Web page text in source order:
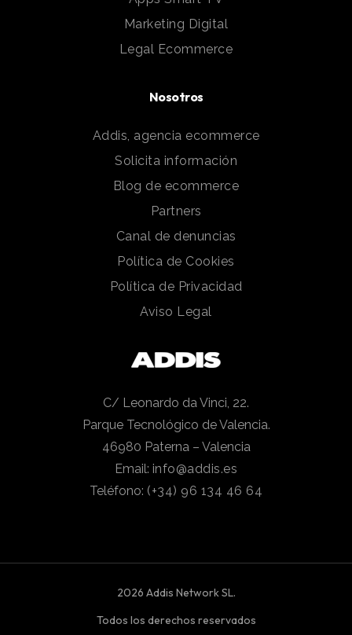
Marketing Digital
Legal Ecommerce
Nosotros
Addis, agencia ecommerce
Solicita información
Blog de ecommerce
Partners
Canal de denuncias
Política de Cookies
Política de Privacidad
Aviso Legal
C/ Leonardo da Vinci, 22.
Parque Tecnológico de Valencia.
46980 Paterna – Valencia
Email: info@addis.es
Teléfono: (+34) 96 134 46 64
2026 Addis Network SL.
Todos los derechos reservados